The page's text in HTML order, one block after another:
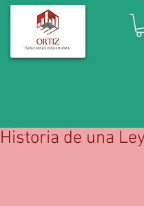
Historia de una